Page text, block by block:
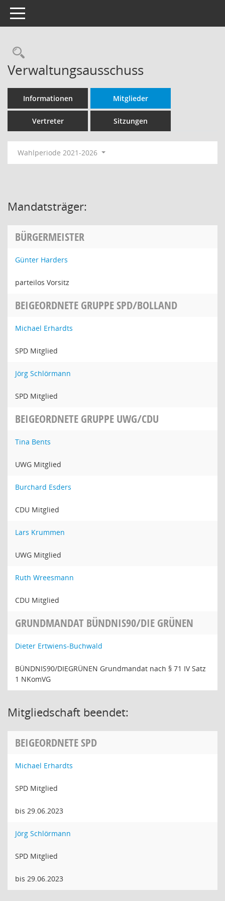
Toggle navigation
Rechercheauswahl
Verwaltungsausschuss
Informationen Mitglieder
Vertreter Sitzungen
Wahlperiode 2021-2026
Mandatsträger:
BÜRGERMEISTER
Günter Harders
parteilos Vorsitz
BEIGEORDNETE GRUPPE SPD/BOLLAND
Michael Erhardts
SPD Mitglied
Jörg Schlörmann
SPD Mitglied
BEIGEORDNETE GRUPPE UWG/CDU
Tina Bents
UWG Mitglied
Burchard Esders
CDU Mitglied
Lars Krummen
UWG Mitglied
Ruth Wreesmann
CDU Mitglied
GRUNDMANDAT BÜNDNIS90/DIE GRÜNEN
Dieter Ertwiens-Buchwald
BÜNDNIS90/DIEGRÜNEN Grundmandat nach § 71 IV Satz
1 NKomVG
Mitgliedschaft beendet:
BEIGEORDNETE SPD
Michael Erhardts
SPD Mitglied
bis 29.06.2023
Jörg Schlörmann
SPD Mitglied
bis 29.06.2023